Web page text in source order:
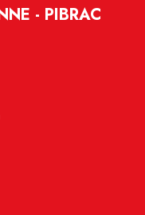
- PIBRAC